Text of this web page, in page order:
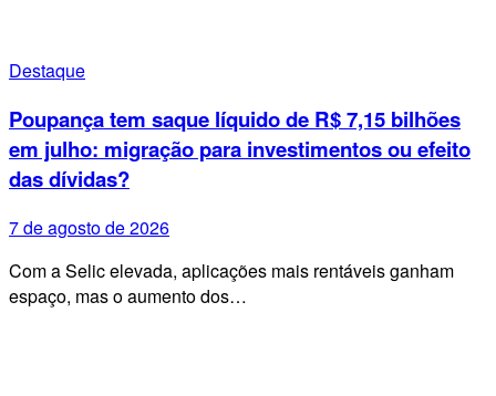
Destaque
Poupança tem saque líquido de R$ 7,15 bilhões
em julho: migração para investimentos ou efeito
das dívidas?
7 de agosto de 2026
Com a Selic elevada, aplicações mais rentáveis ganham
espaço, mas o aumento dos…